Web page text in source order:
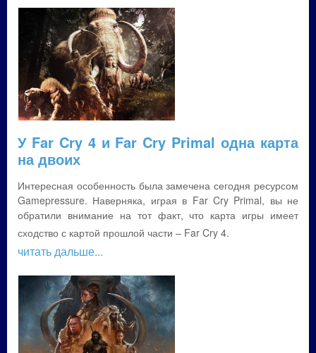
У Far Cry 4 и Far Cry Primal одна карта
на двоих
Интересная особенность была замечена сегодня ресурсом
Gamepressure. Наверняка, играя в Far Cry Primal, вы не
обратили внимание на тот факт, что карта игры имеет
сходство с картой прошлой части – Far Cry 4.
читать дальше...